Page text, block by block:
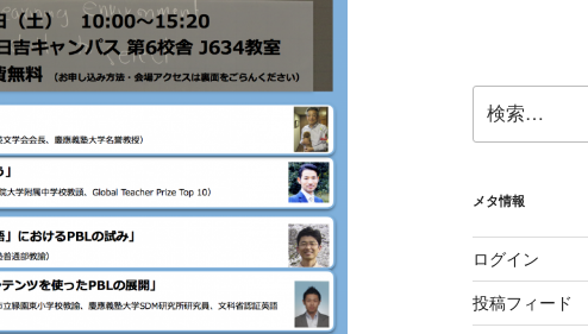
索:
メタ情報
ログイン
投稿フィード